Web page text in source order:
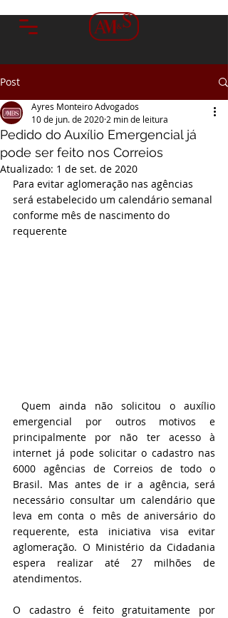
Post
Pedido do Auxílio Emergencial já
pode ser feito nos Correios
Ayres Monteiro Advogados
10 de jun. de 2020 2 min de leitura
Atualizado: 1 de set. de 2020
Para evitar aglomeração nas agências
será estabelecido um calendário semanal
conforme mês de nascimento do
requerente
emergencial por outros motivos e
principalmente por não ter acesso à
internet já pode solicitar o cadastro nas
6000 agências de Correios de todo o
Brasil. Mas antes de ir a agência, será
necessário consultar um calendário que
leva em conta o mês de aniversário do
requerente, esta iniciativa visa evitar
aglomeração. O Ministério da Cidadania
espera realizar até 27 milhões de
atendimentos.
O cadastro é feito gratuitamente por